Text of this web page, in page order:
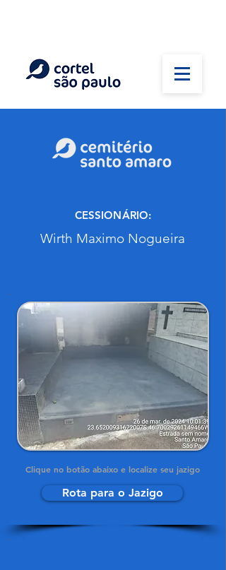
CESSIONÁRIO:
Wirth Maximo Nogueira
Clique no botão abaixo e localize seu jazigo
Rota para o Jazigo